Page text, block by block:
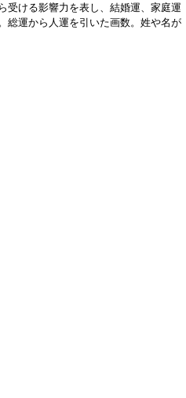
受ける影響力を表し、結婚運、家庭運
総運から人運を引いた画数。姓や名が